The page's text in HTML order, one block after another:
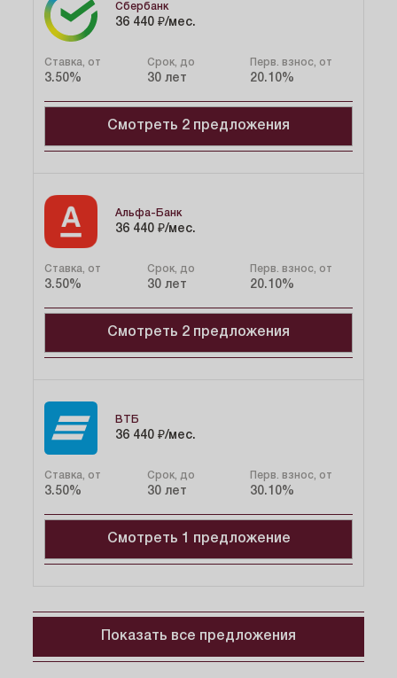
Сбербанк
36 440 ₽/мес.
Ставка, от
3.50%
Срок, до
30 лет
Перв. взнос, от
20.10%
Смотреть 2 предложения
Семейная
36 440 ₽/мес.
Ставка
от 3.50% до 30 лет от 20.10%
Заказать консультацию
39 684 ₽/мес.
Ставка
от 4.20%
Срок
Альфа-Банк
36 440 ₽/мес.
Ставка, от
3.50%
Срок, до
30 лет
Перв. взнос, от
20.10%
Смотреть 2 предложения
Семейная
36 440 ₽/мес.
Ставка
от 3.50% до 30 лет от 20.10%
Заказать консультацию
48 654 ₽/мес.
от 6.00%
Срок
до 30 лет
Первый взнос
от 20.10%
ВТБ
36 440 ₽/мес.
Ставка, от
3.50%
Срок, до
30 лет
Перв. взнос, от
30.10%
Смотреть 1 предложение
Семейная
36 440 ₽/мес.
Ставка Срок Первый взнос
Показать все предложения
подходящих
Попробуйте
изменить
Сбросить